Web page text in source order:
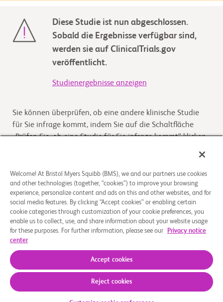
Diese Studie ist nun abgeschlossen.
Sobald die Ergebnisse verfügbar sind,
werden sie auf ClinicalTrials.gov
veröffentlicht.
Studienergebnisse anzeigen
Sie können überprüfen, ob eine andere klinische Studie
für Sie infrage kommt, indem Sie auf die Schaltfläche
„Prüfen Sie, ob eine Studie für Sie infrage kommt“ klicken
Überblick
This is a single-center, open-label study to be conducted
in healthy adult male participants. This study is designed
Datenschutzbestimmungen Impressum
Welcome! At Bristol Myers Squibb (BMS), we and our partners use cookies
and other technologies (together, “cookies”) to improve your browsing
experience, personalize content and ads on this and other websites, and for
social media features. By clicking “Accept cookies” or enabling certain
cookie categories through customization of your cookie preferences, you
enable us to collect, use, and share information about your website usage
for these purposes. For further information, please see our
Privacy notice
center
Accept cookies
Reject cookies